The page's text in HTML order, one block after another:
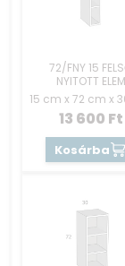
Kérjük olvassa
megismerhesse
72/FNY 15
NYITOTT ELEM
15 cm x 72 cm x
13 600 Ft
Kosárba